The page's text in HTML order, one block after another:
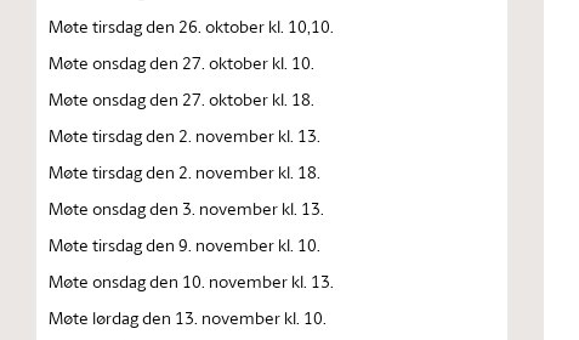
Møte tirsdag den 26. oktober kl. 10,10.
Møte onsdag den 27. oktober kl. 10.
Møte onsdag den 27. oktober kl. 18.
Møte tirsdag den 2. november kl. 13.
Møte tirsdag den 2. november kl. 18.
Møte onsdag den 3. november kl. 13.
Møte tirsdag den 9. november kl. 10.
Møte onsdag den 10. november kl. 13.
Møte lørdag den 13. november kl. 10.